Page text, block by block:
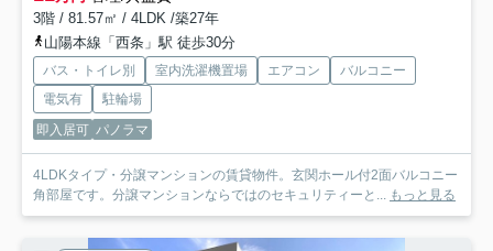
3階 / 81.57㎡ / 4LDK /築27年
山陽本線「西条」駅 徒歩30分
バス・トイレ別 室内洗濯機置場 エアコン
バルコニー
電気有
駐輪場
即入居可 パノラマ
4LDKタイプ・分譲マンションの賃貸物件。玄関ホール付2面バルコニー
角部屋です。分譲マンションならではのセキュリティーと...
もっと見る